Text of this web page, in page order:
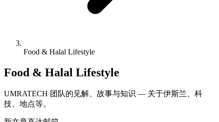
Food & Halal Lifestyle
Food & Halal Lifestyle
UMRATECH 团队的见解、故事与知识 — 关于伊斯兰、科
技、地点等。